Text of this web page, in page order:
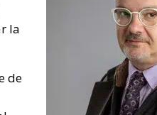
la
de